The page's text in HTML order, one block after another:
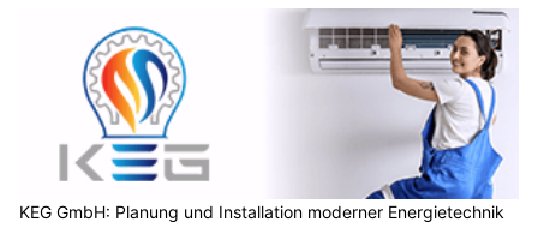
KEG GmbH: Planung und Installation moderner Energietechnik